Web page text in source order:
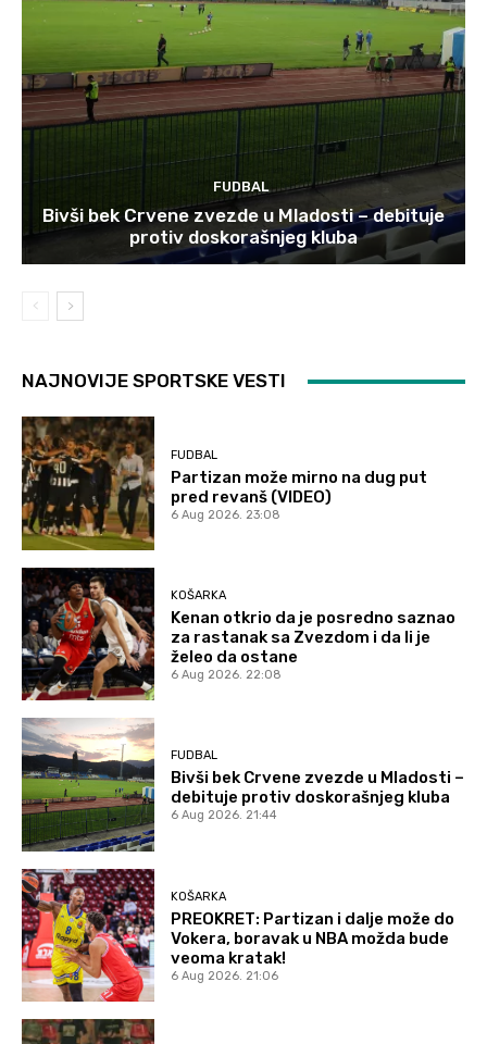
FUDBAL
Bivši bek Crvene zvezde u Mladosti – debituje
protiv doskorašnjeg kluba
NAJNOVIJE SPORTSKE VESTI
FUDBAL
Partizan može mirno na dug put
pred revanš (VIDEO)
6 Aug 2026. 23:08
KOŠARKA
Kenan otkrio da je posredno saznao
za rastanak sa Zvezdom i da li je
želeo da ostane
6 Aug 2026. 22:08
FUDBAL
Bivši bek Crvene zvezde u Mladosti –
debituje protiv doskorašnjeg kluba
6 Aug 2026. 21:44
KOŠARKA
PREOKRET: Partizan i dalje može do
Vokera, boravak u NBA možda bude
veoma kratak!
6 Aug 2026. 21:06